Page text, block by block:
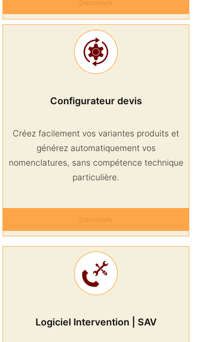
Découvrir
Configurateur devis
Créez facilement vos variantes produits et
générez automatiquement vos
nomenclatures, sans compétence technique
particulière.
Découvrir
Logiciel Intervention | SAV